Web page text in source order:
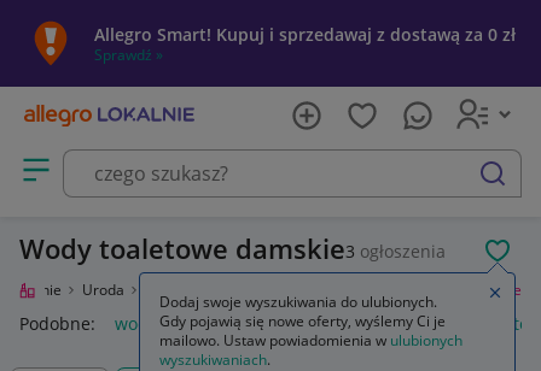
Allegro Smart! Kupuj i sprzedawaj z dostawą za 0 zł
Sprawdź »
Otwórz menu z kategoriami
szukaj
Wody toaletowe damskie3 ogłoszenia
Lokalnie Uroda Wody toaletowe
Podobne: wody toaletowe wody toaletowe męskie wody
Dodaj swoje wyszukiwania do ulubionych.
Gdy pojawią się nowe oferty, wyślemy Ci je
mailowo. Ustaw powiadomienia w ulubionych
wyszukiwaniach.